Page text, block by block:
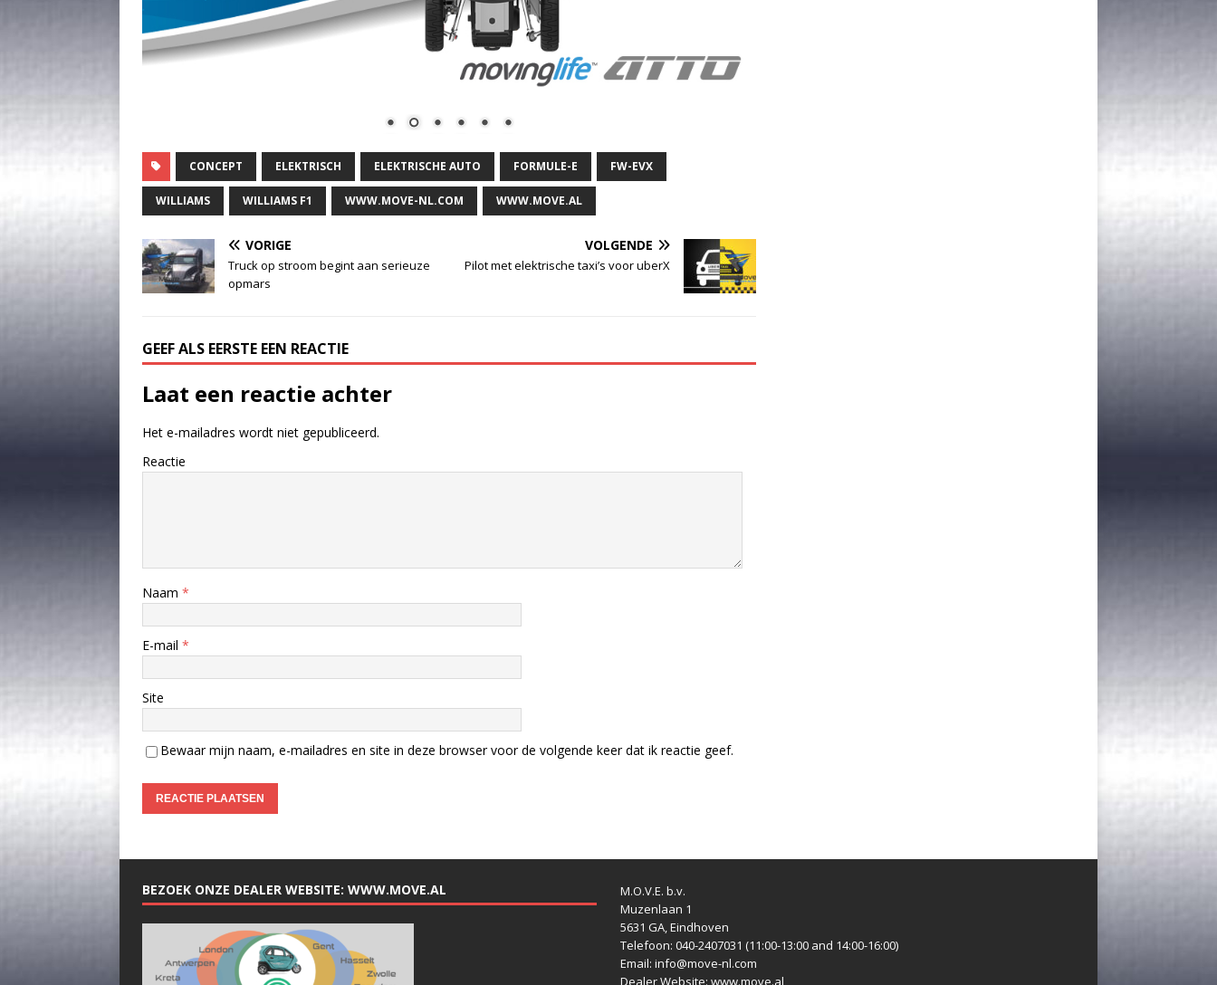
CONCEPT ELEKTRISCH ELEKTRISCHE AUTO FORMULE-E FW-EVX
WILLIAMS WILLIAMS F1 WWW.MOVE-NL.COM WWW.MOVE.AL
VORIGE
Truck op stroom begint aan serieuze
opmars
VOLGENDE
Pilot met elektrische taxi’s voor uberX
GEEF ALS EERSTE EEN REACTIE
Laat een reactie achter
Het e-mailadres wordt niet gepubliceerd.
Reactie
Naam *
E-mail *
Site
Bewaar mijn naam, e-mailadres en site in deze browser voor de volgende keer dat ik reactie geef.
BEZOEK ONZE DEALER WEBSITE: WWW.MOVE.AL
M.O.V.E. b.v.
Muzenlaan 1
5631 GA, Eindhoven
Telefoon: 040-2407031 (11:00-13:00 and 14:00-16:00)
Email: info@move-nl.com
Dealer Website: www.move.al